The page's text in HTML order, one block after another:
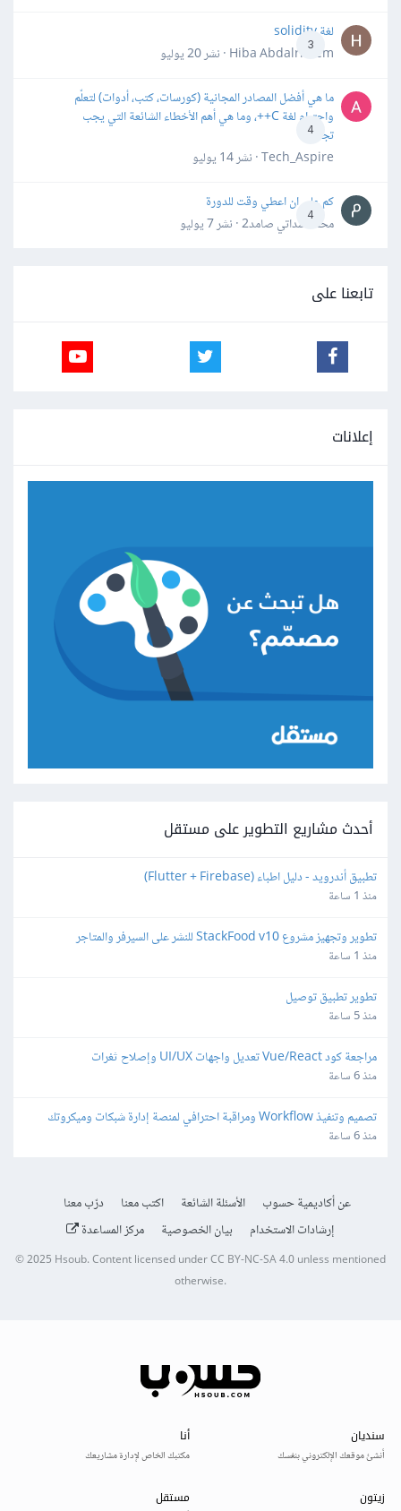
3
لغة solidity
Hiba Abdalrheem · نشر
20 يوليو
4
ما هي أفضل المصادر المجانية (كورسات، كتب، أدوات) لتعلّم
واحترام لغة C++، وما هي أهم الأخطاء الشائعة التي يجب
تجنبها؟
Tech_Aspire · نشر
14 يوليو
4
كم علي ان اعطي وقت للدورة
محمد سداتي صامد2 · نشر
7 يوليو
تابعنا على
إعلانات
أحدث مشاريع التطوير على مستقل
تطبيق أندرويد - دليل اطباء (Flutter + Firebase)
منذ 1 ساعة
تطوير وتجهيز مشروع StackFood v10 للنشر على السيرفر والمتاجر
منذ 1 ساعة
تطوير تطبيق توصيل
منذ 5 ساعة
مراجعة كود Vue/React تعديل واجهات UI/UX وإصلاح ثغرات
منذ 6 ساعة
مبنية على Laravel/Radius
منذ 6 ساعة
عن أكاديمية حسوب الأسئلة الشائعة اكتب معنا
درّب معنا
إرشادات الاستخدام
بيان الخصوصية مركز المساعدة
© 2025 Hsoub.Content licensed underCC BY-NC-SA 4.0unless mentioned
otherwise.